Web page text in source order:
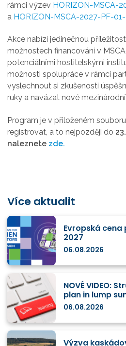
rámci výzev HORIZON-MSCA-
a HORIZON-MSCA-2027-PF-01-
Akce nabízí jedinečnou
možnostech financování v
potenciálními hostitelskými
možnosti spolupráce v rámci
vyslechnout si zkušenosti
ruky a navázat nové
Program je v přiloženém
registrovat, a to nejpozději do
naleznete zde.
Více aktualit
Evropská
2027
06.08.2026
NOVÉ VIDEO:
plan in lump
06.08.2026
Výzva